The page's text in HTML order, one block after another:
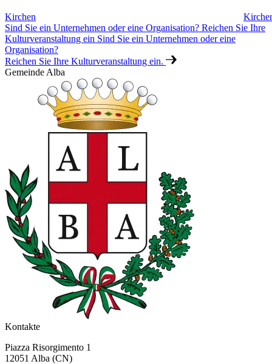
Kirchen
Sind Sie ein Unternehmen oder eine Organisation? Reichen Sie Ihre
Kulturveranstaltung ein Sind Sie ein Unternehmen oder eine
Organisation?
Reichen Sie Ihre Kulturveranstaltung ein.
Gemeinde Alba
Kontakte
Piazza Risorgimento 1
12051 Alba (CN)